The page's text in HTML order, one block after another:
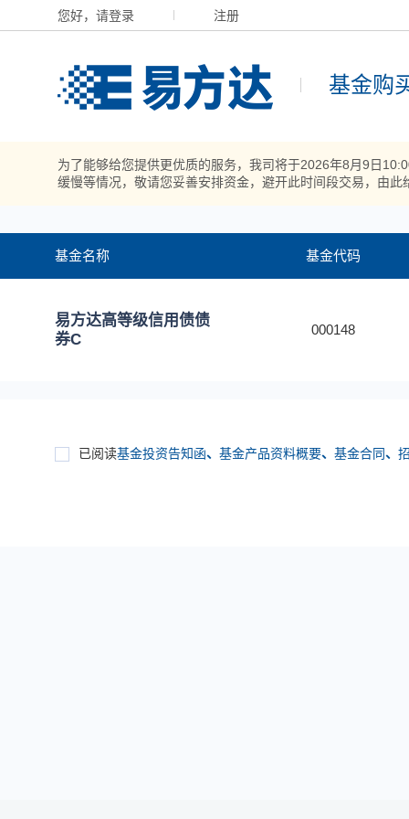
您好，请登录 注册
基金购
为了能够给您提供更优质的服务，我司将于2026年8月9日
缓慢等情况，敬请您妥善安排资金，避开此时间段交易，由此
基金名称 基金代码
易方达高等级信用债债
券C
000148
已阅读基金投资告知函、 基金产品资料概要、 基金合同、